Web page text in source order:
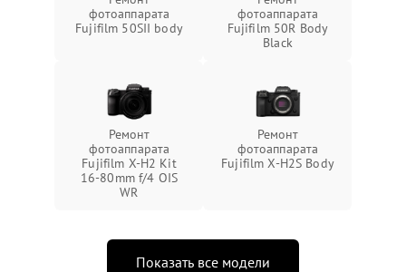
фотоаппарата
Fujifilm 50SII body
фотоаппарата
Fujifilm 50R Body
Black
Ремонт
фотоаппарата
Fujifilm X-H2 Kit
16-80mm f/4 OIS
WR
Ремонт
фотоаппарата
Fujifilm X-H2S Body
Показать все модели